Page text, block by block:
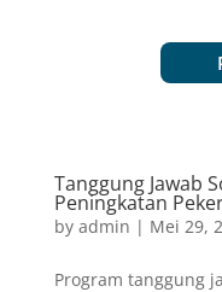
Tanggung Jawab
Peningkatan
by admin | Mei 29,
Program tanggung